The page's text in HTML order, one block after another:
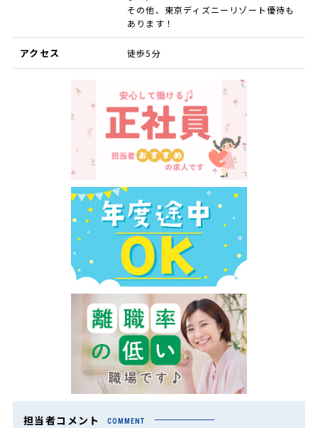
その他、東京ディズニーリゾート優待も
あります！
アクセス 徒歩5分
担当者コメント COMMENT